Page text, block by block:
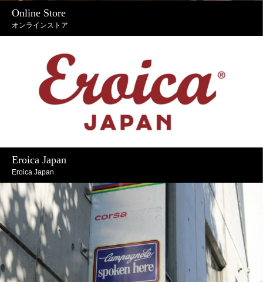
Online Store
オンラインストア
Eroica Japan
Eroica Japan